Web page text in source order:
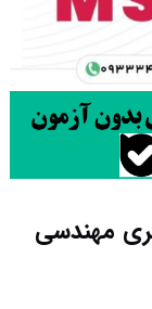
مهندسی